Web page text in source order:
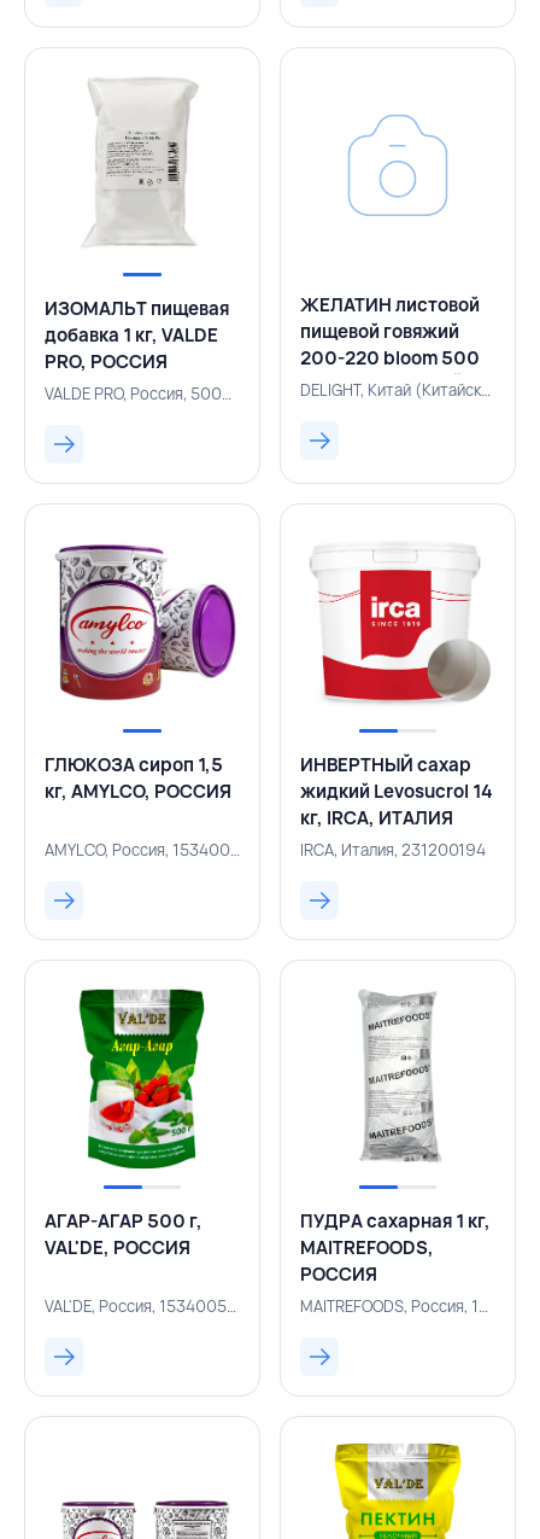
ИЗОМАЛЬТ пищевая
добавка 1 кг, VALDE
PRO, РОССИЯ
VALDE PRO, Россия, 500005531
ЖЕЛАТИН листовой
пищевой говяжий
200-220 bloom 500
г, DELIGHT, КИТАЙ
DELIGHT, Китай (Китайская Народная Республика), 500005787
ГЛЮКОЗА сироп 1,5
кг, AMYLCO, РОССИЯ
AMYLCO, Россия, 153400608
ИНВЕРТНЫЙ сахар
жидкий Levosucrol 14
кг, IRCA, ИТАЛИЯ
IRCA, Италия, 231200194
АГАР-АГАР 500 г,
VAL'DE, РОССИЯ
VAL'DE, Россия, 153400575
ПУДРА сахарная 1 кг,
MAITRЕFOODS,
РОССИЯ
MAITREFOODS, Россия, 153400446